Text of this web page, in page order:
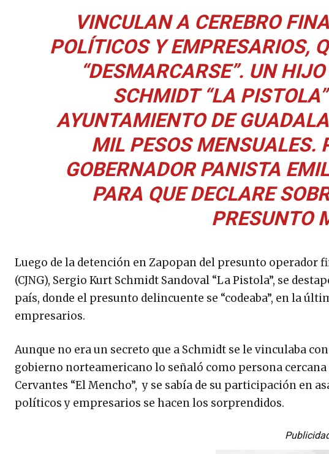
VINCULAN A CEREBRO
POLÍTICOS Y EMPRESARIOS,
“DESMARCARSE”. UN
SCHMIDT “LA
AYUNTAMIENTO DE
MIL PESOS MENSUALES.
GOBERNADOR PANISTA
PARA QUE DECLARE
PRESUNTO
Luego de la detención en Zapopan del presunto operador
(CJNG), Sergio Kurt Schmidt Sandoval “La Pistola”, se
país, donde el presunto delincuente se “codeaba”, en la
empresarios.
Aunque no era un secreto que a Schmidt se le vinculaba
gobierno norteamericano lo señaló como persona
Cervantes “El Mencho”, y se sabía de su participación en
políticos y empresarios se hacen los sorprendidos.